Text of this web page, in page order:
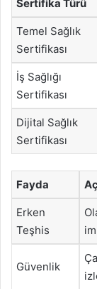
Sertifika Türü
Temel Sağlık
Sertifikası
İş Sağlığı
Sertifikası
Dijital Sağlık
Sertifikası
Fayda
Erken
Teşhis
Güvenlik